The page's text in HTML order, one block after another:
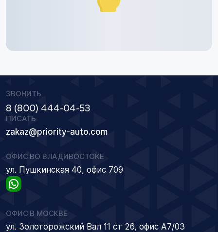
ЗВОНИТЬ
8 (800) 444-04-53
ПИСАТЬ
zakaz@priority-auto.com
ОФИС ВО ВЛАДИВОСТОКЕ
ул. Пушкинская 40, офис 709
ОФИС В МОСКВЕ
ул. Золоторожский Вал 11 ст 26, офис А7/03